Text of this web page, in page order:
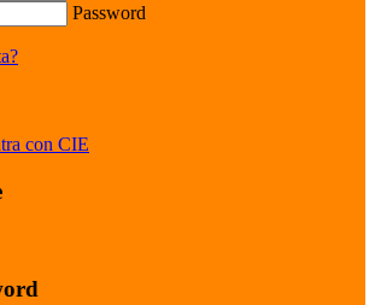
Password
con CIE